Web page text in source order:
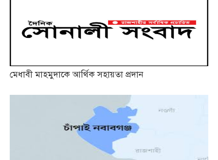
মেধাবী মাহমুদাকে আর্থিক সহায়তা প্রদান